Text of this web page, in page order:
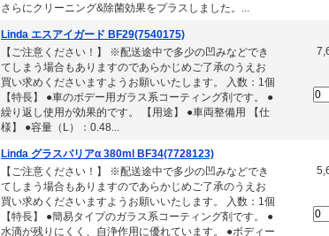
さらにクリーニング&除菌効果をプラスしました。...
Linda エスアイガード BF29(7540175)
【ご注意ください！】 ※配送途中で多少の凹みなどでき
てしまう場合もありますのであらかじめご了承のうえお
買い求めくださいますようお願いいたします。 入数：1個
【特長】 ●車のボデー用ガラス系コーティング剤です。 ●
繰り返し使用が効果的です。 【用途】 ●車両整備用 【仕
様】 ●容量（L）：0.48...
Linda グラスバリアα 380ml BF34(7728123)
【ご注意ください！】 ※配送途中で多少の凹みなどでき
てしまう場合もありますのであらかじめご了承のうえお
買い求めくださいますようお願いいたします。 入数：1個
【特長】 ●簡易タイプのガラス系コーティング剤です。 ●
水滴が残りにくく、自浄作用に優れています。 ●ボディー